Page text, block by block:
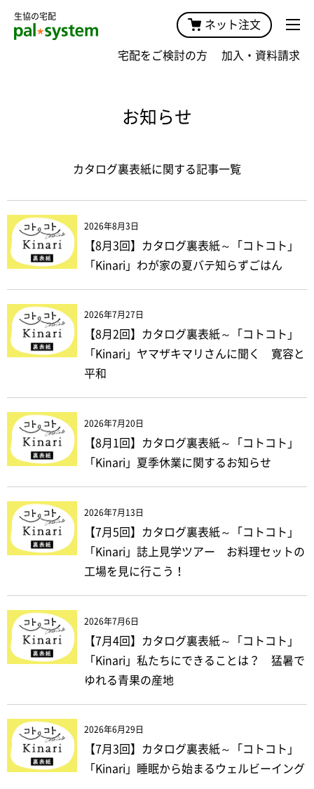
生協の宅配
ネット注文
宅配をご検討の方 加入・資料請求
お知らせ
カタログ裏表紙に関する記事一覧
2026年8月3日
【8月3回】カタログ裏表紙～「コトコト」
「Kinari」わが家の夏バテ知らずごはん
2026年7月27日
【8月2回】カタログ裏表紙～「コトコト」
「Kinari」ヤマザキマリさんに聞く 寛容と
平和
2026年7月20日
【8月1回】カタログ裏表紙～「コトコト」
「Kinari」夏季休業に関するお知らせ
2026年7月13日
【7月5回】カタログ裏表紙～「コトコト」
「Kinari」誌上見学ツアー お料理セットの
工場を見に行こう！
2026年7月6日
【7月4回】カタログ裏表紙～「コトコト」
「Kinari」私たちにできることは？ 猛暑で
ゆれる青果の産地
2026年6月29日
【7月3回】カタログ裏表紙～「コトコト」
「Kinari」睡眠から始まるウェルビーイング